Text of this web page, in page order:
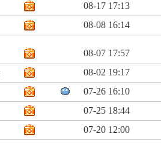
08-17 17:13
08-08 16:14
08-07 17:57
08-02 19:17
07-26 16:10
07-25 18:44
07-20 12:00